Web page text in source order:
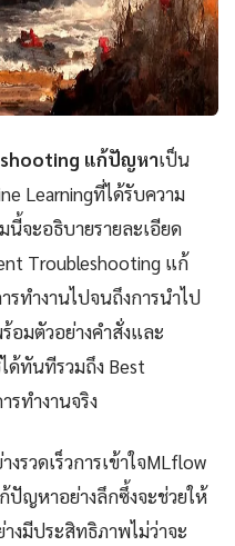
แก้ปัญหาเป็น
Learningที่ได้รับความ
นี้จะอธิบายรายละเอียด
Troubleshooting แก้
ทำงานไปจนถึงการนำไป
อมตัวอย่างคำสั่งและ
ด้ทันทีรวมถึง Best
รทำงานจริง
รวดเร็วการเข้าใจMLflow
ปัญหาอย่างลึกซึ้งจะช่วยให้
งมีประสิทธิภาพไม่ว่าจะ